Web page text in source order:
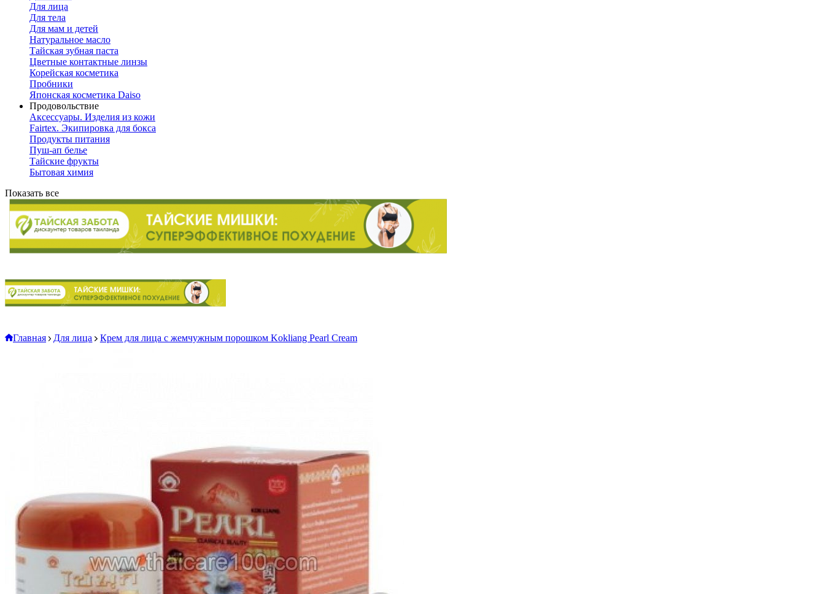
Для лица
Для тела
Для мам и детей
Натуральное масло
Тайская зубная паста
Цветные контактные линзы
Корейская косметика
Пробники
Японская косметика Daiso
Продовольствие
Аксессуары. Изделия из кожи
Fairtex. Экипировка для бокса
Продукты питания
Пуш-ап белье
Тайские фрукты
Бытовая химия
Показать все
Главная Для лица Крем для лица с жемчужным порошком Kokliang Pearl Сream